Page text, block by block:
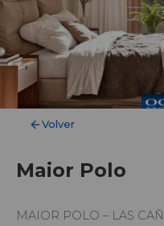
Volver
Maior Polo
MAIOR POLO – LAS